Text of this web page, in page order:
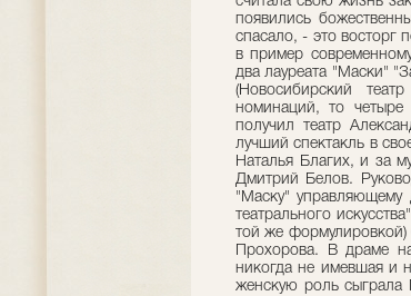
появились
спасало, - это восторг
в пример
два лауреата "Маски"
(Новосибирский
номинаций, то
получил театр
лучший спектакль в
Наталья Благих, и за
Дмитрий Белов.
"Маску"
театрального
той же формулировкой)
Прохорова. В драме
никогда не имевшая и
женскую роль сыграла